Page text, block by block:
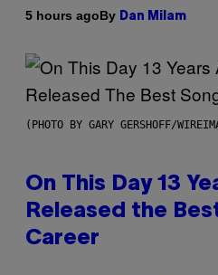
5 hours agoBy Dan Milam
(PHOTO BY GARY GERSHOFF/
On This Day 13
Released the
Career